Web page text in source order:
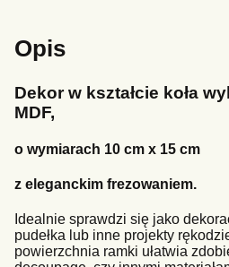
Opis
Dekor w kształcie koła
MDF,
o wymiarach 10 cm x 15 cm
z eleganckim frezowaniem.
Idealnie sprawdzi się jako
pudełka lub inne projekty
powierzchnia ramki ułatwia